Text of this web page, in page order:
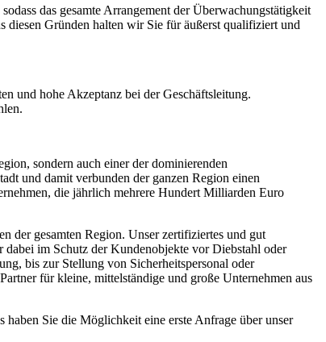
das gesamte Arrangement der Überwachungstätigkeit
diesen Gründen halten wir Sie für äußerst qualifiziert und
und hohe Akzeptanz bei der Geschäftsleitung.
sondern auch einer der dominierenden
und damit verbunden der ganzen Region einen
die jährlich mehrere Hundert Milliarden Euro
der gesamten Region. Unser zertifiziertes und gut
dabei im Schutz der Kundenobjekte vor Diebstahl oder
bis zur Stellung von Sicherheitspersonal oder
für kleine, mittelständige und große Unternehmen aus
Sie die Möglichkeit eine erste Anfrage über unser